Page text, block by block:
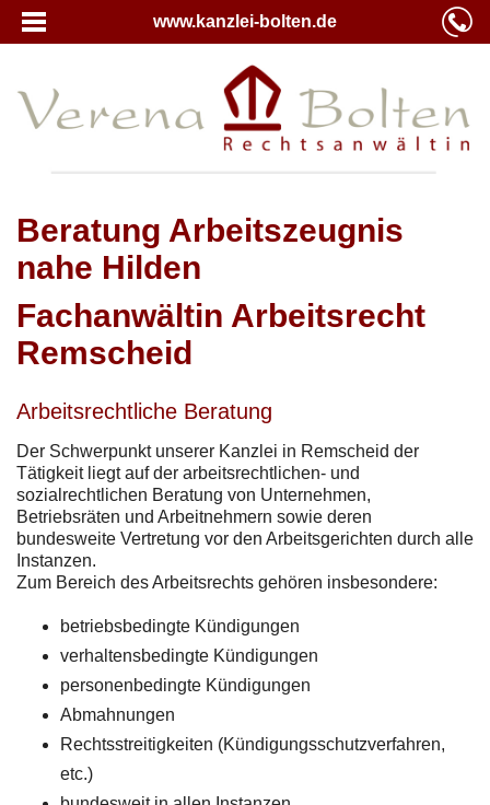
www.kanzlei-bolten.de
Beratung Arbeitszeugnis
nahe Hilden
Fachanwältin Arbeitsrecht
Remscheid
Arbeitsrechtliche Beratung
Der Schwerpunkt unserer Kanzlei in Remscheid der
Tätigkeit liegt auf der arbeitsrechtlichen- und
sozialrechtlichen Beratung von Unternehmen,
Betriebsräten und Arbeitnehmern sowie deren
bundesweite Vertretung vor den Arbeitsgerichten durch alle
Instanzen.
Zum Bereich des Arbeitsrechts gehören insbesondere:
betriebsbedingte Kündigungen
verhaltensbedingte Kündigungen
personenbedingte Kündigungen
Abmahnungen
Rechtsstreitigkeiten (Kündigungsschutzverfahren,
etc.)